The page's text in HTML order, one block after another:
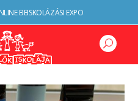
BEISKOLÁZÁSI EXPO